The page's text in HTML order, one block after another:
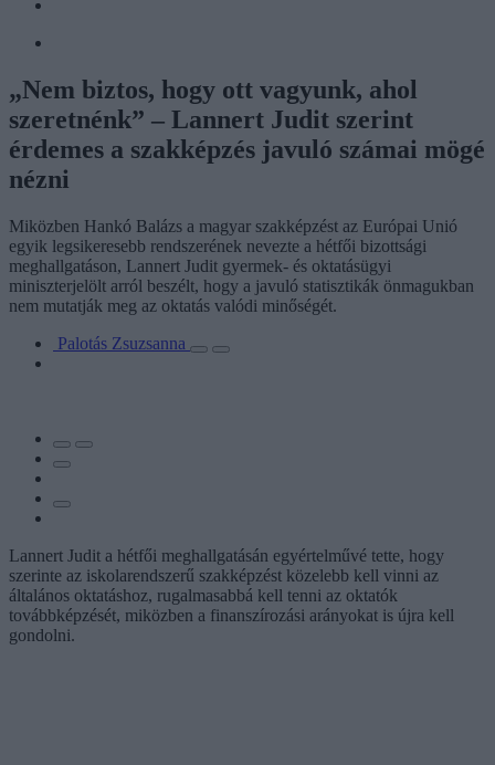
„Nem biztos, hogy ott vagyunk, ahol
szeretnénk” – Lannert Judit szerint
érdemes a szakképzés javuló számai mögé
nézni
Miközben Hankó Balázs a magyar szakképzést az Európai Unió
egyik legsikeresebb rendszerének nevezte a hétfői bizottsági
meghallgatáson, Lannert Judit gyermek- és oktatásügyi
miniszterjelölt arról beszélt, hogy a javuló statisztikák önmagukban
nem mutatják meg az oktatás valódi minőségét.
Palotás Zsuzsanna
Lannert Judit a hétfői meghallgatásán egyértelművé tette, hogy
szerinte az iskolarendszerű szakképzést közelebb kell vinni az
általános oktatáshoz, rugalmasabbá kell tenni az oktatók
továbbképzését, miközben a finanszírozási arányokat is újra kell
gondolni.